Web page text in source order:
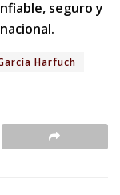
seguro y
Harfuch